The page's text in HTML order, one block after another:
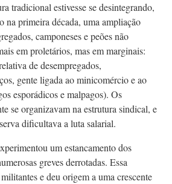
tradicional estivesse se desintegrando,
na primeira década, uma ampliação
camponeses e peões não
em proletários, mas em marginais:
de desempregados,
gente ligada ao minicomércio e ao
esporádicos e malpagos). Os
se organizavam na estrutura sindical, e
dificultava a luta salarial.
um estancamento dos
greves derrotadas. Essa
e deu origem a uma crescente